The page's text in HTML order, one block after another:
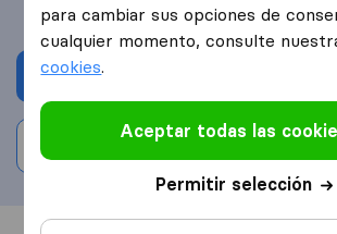
Escribe una valoración
para cambiar sus opciones de
cualquier momento, consulte
cookies.
Aceptar todas las
Permitir selección